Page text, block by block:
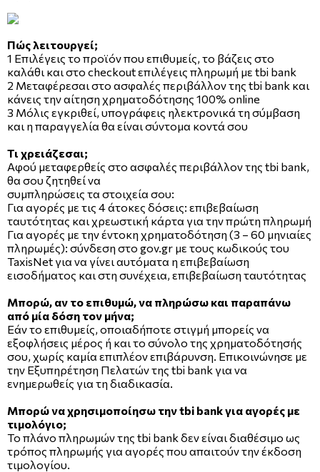
Πώς λειτουργεί;
1 Επιλέγεις το προϊόν που επιθυμείς, το βάζεις στο
καλάθι και στο checkout επιλέγεις πληρωμή με tbi bank
2 Μεταφέρεσαι στο ασφαλές περιβάλλον της tbi bank και
κάνεις την αίτηση χρηματοδότησης 100% online
3 Μόλις εγκριθεί, υπογράφεις ηλεκτρονικά τη σύμβαση
και η παραγγελία θα είναι σύντομα κοντά σου
Τι χρειάζεσαι;
Αφού μεταφερθείς στο ασφαλές περιβάλλον της tbi bank,
θα σου ζητηθεί να
συμπληρώσεις τα στοιχεία σου:
Για αγορές με τις 4 άτοκες δόσεις: επιβεβαίωση
ταυτότητας και χρεωστική κάρτα για την πρώτη πληρωμή
Για αγορές με την έντοκη χρηματοδότηση (3 – 60 μηνιαίες
πληρωμές): σύνδεση στο gov.gr με τους κωδικούς του
TaxisΝet για να γίνει αυτόματα η επιβεβαίωση
εισοδήματος και στη συνέχεια, επιβεβαίωση ταυτότητας
Μπορώ, αν το επιθυμώ, να πληρώσω και παραπάνω
από μία δόση τον μήνα;
Εάν το επιθυμείς, οποιαδήποτε στιγμή μπορείς να
εξοφλήσεις μέρος ή και το σύνολο της χρηματοδότησής
σου, χωρίς καμία επιπλέον επιβάρυνση. Επικοινώνησε με
την Εξυπηρέτηση Πελατών της tbi bank για να
ενημερωθείς για τη διαδικασία.
Μπορώ να χρησιμοποίησω την tbi bank για αγορές με
τιμολόγιο;
Το πλάνο πληρωμών της tbi bank δεν είναι διαθέσιμο ως
τρόπος πληρωμής για αγορές που απαιτούν την έκδοση
τιμολογίου.